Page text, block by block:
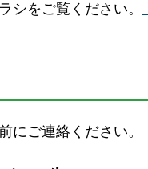
シをご覧ください。
にご連絡ください。